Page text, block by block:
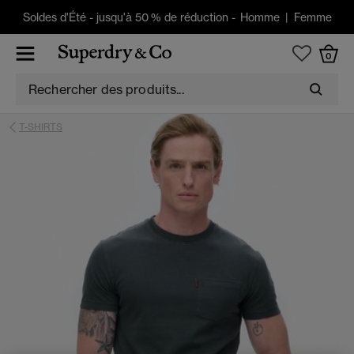
Soldes d'Été -jusqu'à 50 % de réduction - Homme| Femme
0
T-SHIRTS